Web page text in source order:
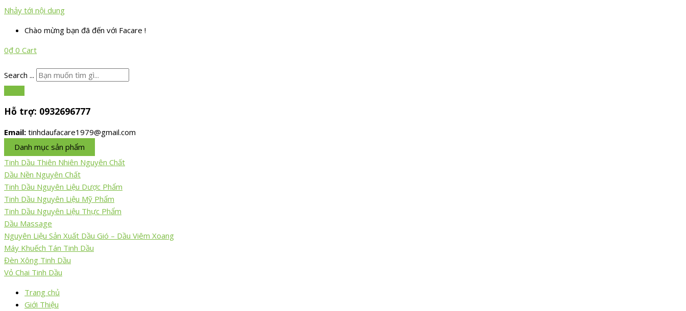
Nhảy tới nội dung
Chào mừng bạn đã đến với Facare !
0₫ 0 Cart
Search ...
Hỗ trợ: 0932696777
Email: tinhdaufacare1979@gmail.com
Danh mục sản phẩm
Tinh Dầu Thiên Nhiên Nguyên Chất
Dầu Nền Nguyên Chất
Tinh Dầu Nguyên Liệu Dược Phẩm
Tinh Dầu Nguyên Liệu Mỹ Phẩm
Tinh Dầu Nguyên Liệu Thực Phẩm
Dầu Massage
Nguyên Liệu Sản Xuất Dầu Gió – Dầu Viêm Xoang
Máy Khuếch Tán Tinh Dầu
Đèn Xông Tinh Dầu
Vỏ Chai Tinh Dầu
Trang chủ
Giới Thiệu